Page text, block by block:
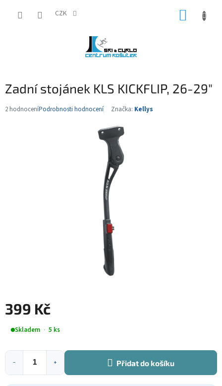
CZK
Zadní stojánek KLS KICKFLIP, 26-29"
Průměrné
2 hodnoceníPodrobnosti hodnocení Značka: Kellys
399 Kč
Měrná
cena:
Skladem 5 ks
+
− Přidat do košíku